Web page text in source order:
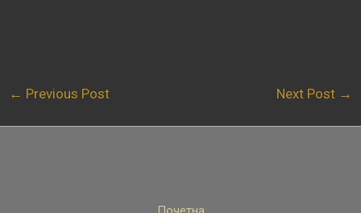
← Previous Post Next Post →